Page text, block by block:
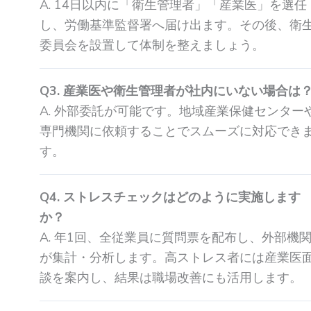
A. 14日以内に「衛生管理者」「産業医」を選任
し、労働基準監督署へ届け出ます。その後、衛
委員会を設置して体制を整えましょう。
Q3. 産業医や衛生管理者が社内にいない場合は？
A. 外部委託が可能です。地域産業保健センター
専門機関に依頼することでスムーズに対応できま
す。
Q4. ストレスチェックはどのように実施します
か？
A. 年1回、全従業員に質問票を配布し、外部機関
が集計・分析します。高ストレス者には産業医
談を案内し、結果は職場改善にも活用します。